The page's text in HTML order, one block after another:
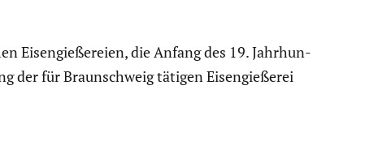
Eisen­gie­ße­reien, die Anfang des 19. Jahrhun­
der für Braun­schweig tätigen Eisen­gie­ßerei